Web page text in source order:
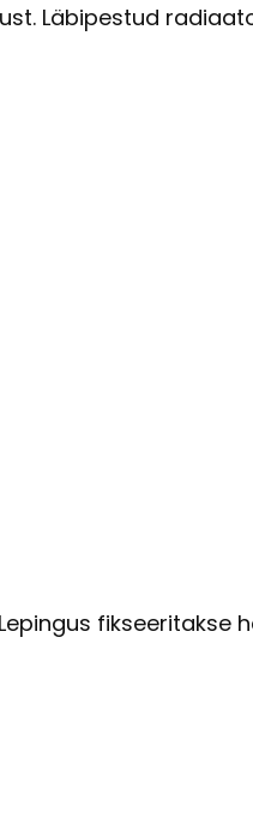
Läbipestud
fikseeritakse